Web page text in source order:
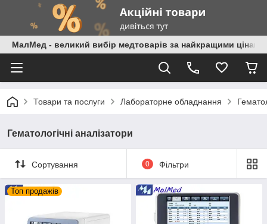
МалМед - великий вибір медтоварів за найкращими цінами
Товари та послуги Лабораторне обладнання
Гематологічні аналізатори
Сортування 0 Фільтри
Топ продажів